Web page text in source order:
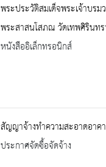
พระประวัติสมเด็จพระเจ้าบร
พระสาสนโสภณ วัดเทพศิรินท
หนังสืออิเล็กทรอนิกส์
สัญญาจ้างทำความสะอาดอาค
ประกาศจัดซื้อจัดจ้าง